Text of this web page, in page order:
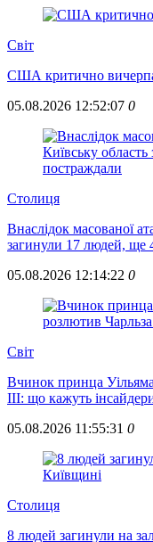
Свiт
США критично
05.08.2026 12:52:07 0
Столиця
Внаслідок масованої
загинули 17 людей, ще
05.08.2026 12:14:22 0
Свiт
Вчинок принца
III: що кажуть
05.08.2026 11:55:31 0
Столиця
8 людей загинули на